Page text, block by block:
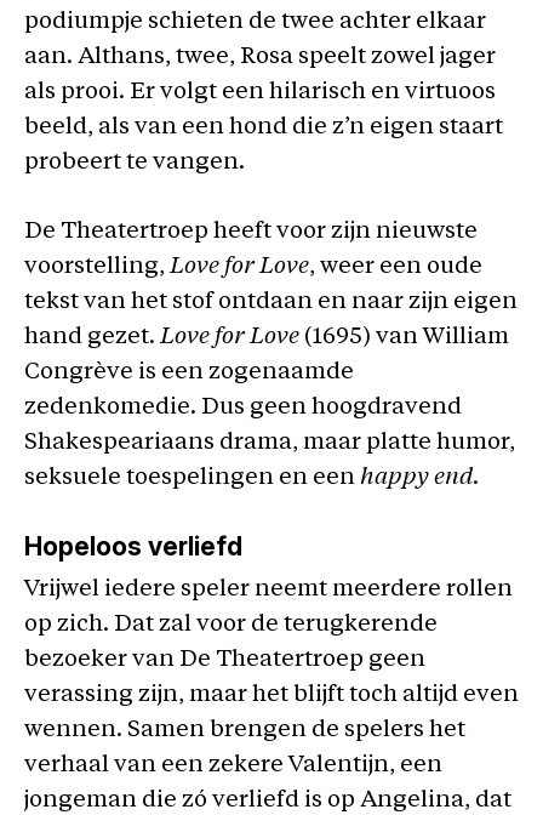
podiumpje schieten de twee achter elkaar
aan. Althans, twee, Rosa speelt zowel jager
als prooi. Er volgt een hilarisch en virtuoos
beeld, als van een hond die z’n eigen staart
probeert te vangen.
De Theatertroep heeft voor zijn nieuwste
voorstelling,Love for Love, weer een oude
tekst van het stof ontdaan en naar zijn eigen
hand gezet.Love for Love (1695) van William
Congrève is een zogenaamde
zedenkomedie. Dus geen hoogdravend
Shakespeariaans drama, maar platte humor,
seksuele toespelingen en een happy end.
Hopeloos verliefd
Vrijwel iedere speler neemt meerdere rollen
op zich. Dat zal voor de terugkerende
bezoeker van De Theatertroep geen
verassing zijn, maar het blijft toch altijd even
wennen. Samen brengen de spelers het
verhaal van een zekere Valentijn, een
jongeman die zó verliefd is op Angelina, dat